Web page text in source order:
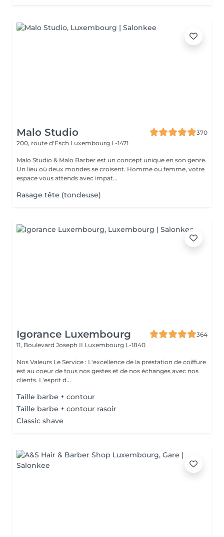
Malo Studio
370
200, route d'Esch Luxembourg L-1471
Malo Studio & Malo Barber est un concept unique en son genre.
Un lieu où deux mondes se croisent. Homme ou femme, votre
espace vous attends avec impat...
Rasage tête (tondeuse)
Igorance Luxembourg
364
11, Boulevard Joseph II Luxembourg L-1840
Nos Valeurs Le Service : L'excellence de la prestation de coiffure
est au coeur de tous nos gestes et de nos échanges avec nos
clients. L'esprit d...
Taille barbe + contour
Taille barbe + contour rasoir
Classic shave